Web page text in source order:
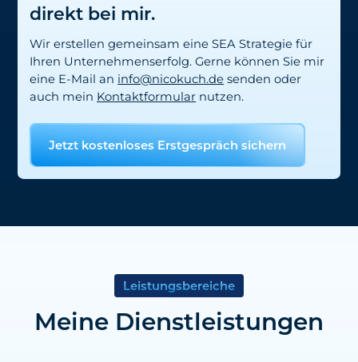
direkt bei mir.
Wir erstellen gemeinsam eine SEA Strategie für
Ihren Unternehmenserfolg. Gerne können Sie mir
eine E-Mail an info@nicokuch.de senden oder
auch mein Kontaktformular nutzen.
Jetzt kostenloses Erstgespräch sichern
Leistungsbereiche
Meine Dienstleistungen